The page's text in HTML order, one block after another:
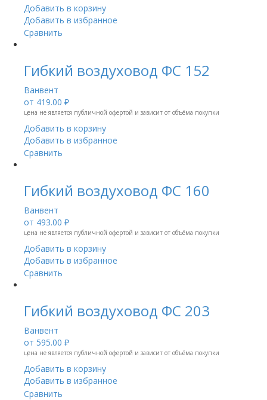
Добавить в корзину
Добавить в избранное
Сравнить
Гибкий воздуховод ФС 152
Ванвент
от 419.00 ₽
цена не является публичной офертой и зависит от объёма покупки
Добавить в корзину
Добавить в избранное
Сравнить
Гибкий воздуховод ФС 160
Ванвент
от 493.00 ₽
цена не является публичной офертой и зависит от объёма покупки
Добавить в корзину
Добавить в избранное
Сравнить
Гибкий воздуховод ФС 203
Ванвент
от 595.00 ₽
цена не является публичной офертой и зависит от объёма покупки
Добавить в корзину
Добавить в избранное
Сравнить